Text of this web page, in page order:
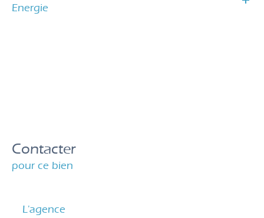
Energie
Contacter
pour ce bien
L'agence